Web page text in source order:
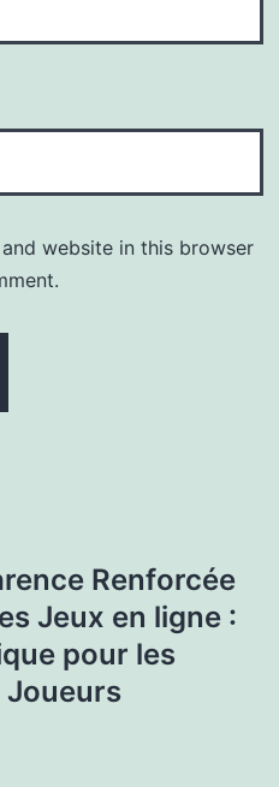
website in this browser
Renforcée
Jeux en ligne :
pour les
Joueurs